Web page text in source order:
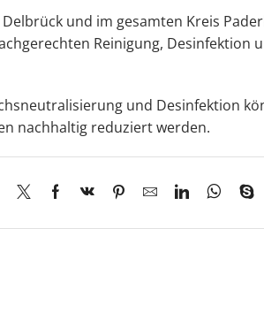
und im gesamten Kreis
Reinigung, Desinfektion
und Desinfektion
nachhaltig reduziert werden.